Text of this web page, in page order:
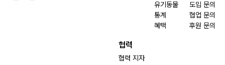
유기동물
통계
혜택
도입 문의
협업 문의
후원 문의
협력
협력 지자